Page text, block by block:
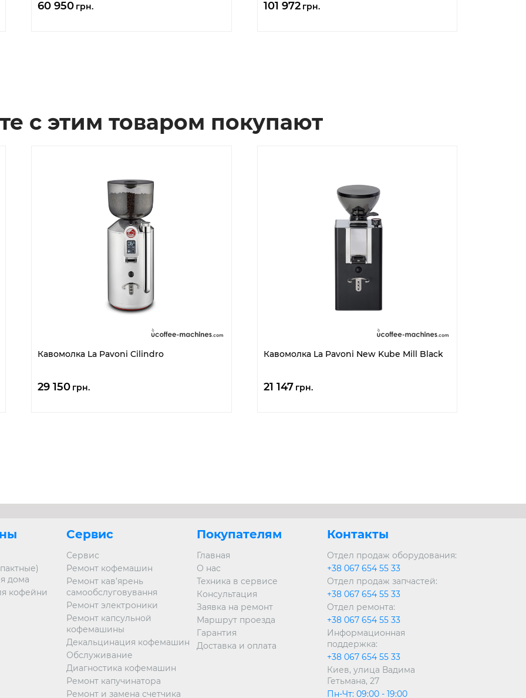
60 950 грн. 101 972 грн.
с этим товаром покупают
Кавомолка La Pavoni Cilindro
29 150 грн.
Кавомолка La Pavoni New Kube Mill Black
21 147 грн.
Контакты
Отдел продаж оборудования:
+38 067 654 55 33
Отдел продаж запчастей:
+38 067 654 55 33
Отдел ремонта:
+38 067 654 55 33
Информационная
поддержка:
+38 067 654 55 33
Киев, улица Вадима
Гетьмана, 27
Пн-Чт: 09:00 - 19:00
Покупателям
Главная
О нас
Техника в сервисе
Консультация
Заявка на ремонт
Маршрут проезда
Гарантия
Доставка и оплата
Сервис
Сервис
Ремонт кофемашин
Ремонт кав’ярень
самообслуговування
Ремонт электроники
Ремонт капсульной
кофемашины
Декальцинация кофемашин
Обслуживание
Диагностика кофемашин
Ремонт капучинатора
Ремонт и замена счетчика
дома
кофейни